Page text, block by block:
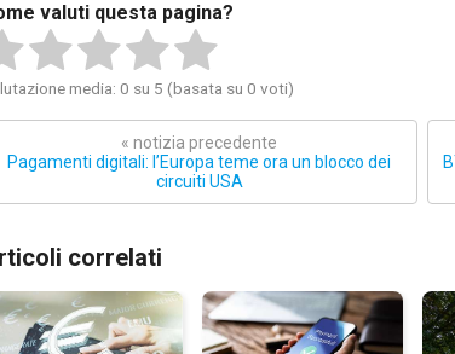
valuti questa pagina?
media: 0 su 5 (basata su 0 voti)
« notizia precedente
Pagamenti digitali: l’Europa teme ora un blocco dei
circuiti USA
correlati